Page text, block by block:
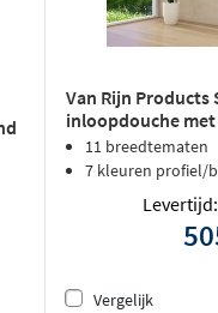
Van Rijn Products
inloopdouche
Mat wit
11 breedtematen
7 kleuren profiel/
Vergelijk